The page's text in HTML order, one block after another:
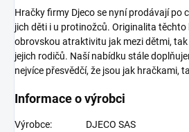
Hračky firmy Djecose nyní prodávají po
jich děti i u protinožců. Originalita těchto
obrovskou atraktivitu jak mezi dětmi,
jejich rodičů. Naší nabídku stále
nejvíce přesvědčí, že jsou jak hračkami,
Informace o výrobci
Výrobce:
DJECO SAS